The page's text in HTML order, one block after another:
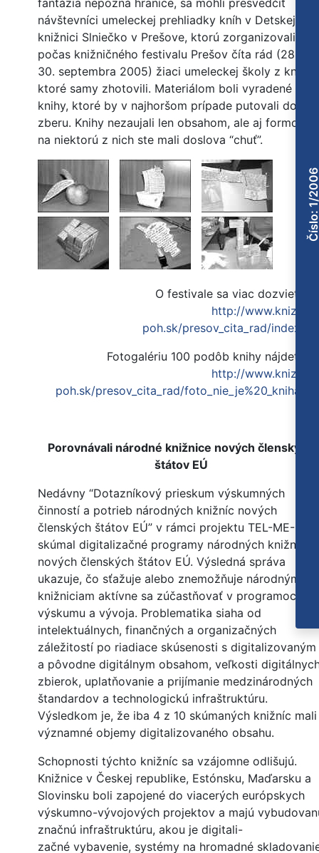
fantázia nepozná hranice, sa mohli presvedčiť
návštevníci umeleckej prehliadky kníh v Detskej
knižnici Slniečko v Prešove, ktorú zorganizovali
počas knižničného festivalu Prešov číta rád (28. –
30. septembra 2005) žiaci umeleckej školy z kníh,
ktoré samy zhotovili. Materiálom boli vyradené
knihy, ktoré by v najhoršom prípade putovali do
zberu. Knihy nezaujali len obsahom, ale aj formou, a
na niektorú z nich ste mali doslova “chuť”.
O festivale sa viac dozviete
http://
poh.sk/presov_cita_rad/
Fotogalériu 100 podôb knihy nájdete
http://
poh.sk/presov_cita_rad/
Porovnávali národné knižnice nových členských
štátov EÚ
Nedávny “Dotazníkový prieskum výskumných
činností a potrieb národných knižníc nových
členských štátov EÚ” v rámci projektu TEL-ME-
skúmal digitalizačné programy národných knižníc
nových členských štátov EÚ. Výsledná správa
ukazuje, čo sťažuje alebo znemožňuje národným
knižniciam aktívne sa zúčastňovať v programoch
výskumu a vývoja. Problematika siaha od
intelektuálnych, finančných a organizačných
záležitostí po riadiace skúsenosti s digitalizovaným
a pôvodne digitálnym obsahom, veľkosti
zbierok, uplatňovanie a prijímanie medzinárodných
štandardov a technologickú infraštruktúru.
Výsledkom je, že iba 4 z 10 skúmaných knižníc mali
významné objemy digitalizovaného obsahu.
Schopnosti týchto knižníc sa vzájomne odlišujú.
Knižnice v Českej republike, Estónsku, Maďarsku a
Slovinsku boli zapojené do viacerých európskych
výskumno-vývojových projektov a majú
značnú infraštruktúru, akou je digitali-
začné vybavenie, systémy na hromadné
Číslo: